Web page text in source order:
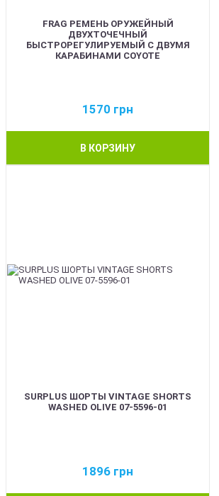
FRAG РЕМЕНЬ ОРУЖЕЙНЫЙ
ДВУХТОЧЕЧНЫЙ
БЫСТРОРЕГУЛИРУЕМЫЙ С ДВУМЯ
КАРАБИНАМИ COYOTE
1570 грн
В КОРЗИНУ
SURPLUS ШОРТЫ VINTAGE SHORTS
WASHED OLIVE 07-5596-01
1896 грн